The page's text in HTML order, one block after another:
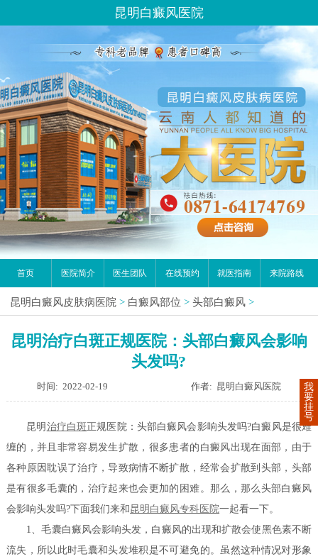
昆明白癜风医院
首页 医院简介 医生团队 在线预约 就医指南 来院路线
昆明白癜风皮肤病医院 > 白癜风部位 > 头部白癜风 >
昆明治疗白斑正规医院：头部白癜风会影响
头发吗?
时间: 2022-02-19 作者: 昆明白癜风医院
昆明 治疗白斑正规医院：头部白癜风会影响头发吗?白癜风是很难
缠的，并且非常容易发生扩散，很多患者的白癜风出现在面部，由于
各种原因耽误了治疗，导致病情不断扩散，经常会扩散到头部，头部
是有很多毛囊的，治疗起来也会更加的困难。那么，那么头部白癜风
会影响头发吗?下面我们来和 昆明白癜风专科医院一起看一下。
1、毛囊白癜风会影响头发，白癜风的出现和扩散会使黑色素不断
流失，所以此时毛囊和头发堆积是不可避免的。虽然这种情况对形象
我
要
挂
号